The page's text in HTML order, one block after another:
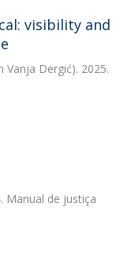
visibility and
Vanja Dergić). 2025.
Manual de justiça